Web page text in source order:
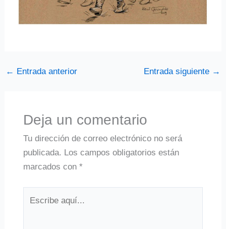
← Entrada anterior Entrada siguiente →
Deja un comentario
Tu dirección de correo electrónico no será
publicada. Los campos obligatorios están
marcados con *